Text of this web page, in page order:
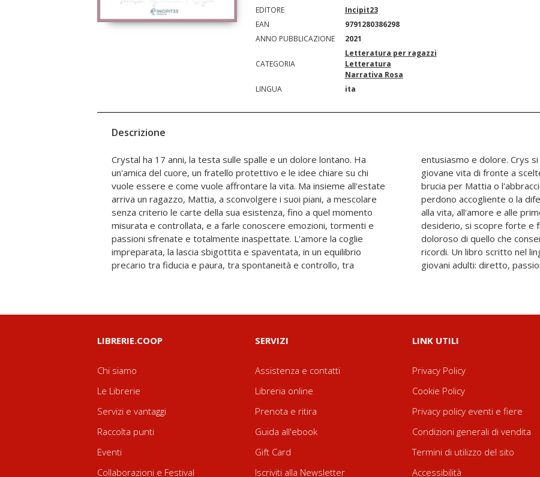
EDITORE
Incipit23
EAN
9791280386298
ANNO PUBBLICAZIONE
2021
CATEGORIA
Letteratura per ragazzi
Letteratura
Narrativa Rosa
LINGUA
ita
Descrizione
Crystal ha 17 anni, la testa sulle spalle e un dolore lontano. Ha
un'amica del cuore, un fratello protettivo e le idee chiare su chi
vuole essere e come vuole affrontare la vita. Ma insieme all'estate
arriva un ragazzo, Mattia, a sconvolgere i suoi piani, a mescolare
senza criterio le carte della sua esistenza, fino a quel momento
misurata e controllata, e a farle conoscere emozioni, tormenti e
passioni sfrenate e totalmente inaspettate. L'amore la coglie
impreparata, la lascia sbigottita e spaventata, in un equilibrio
precario tra fiducia e paura, tra spontaneità e controllo, tra
entusiasmo e dolore. Crys si trova per la prima volta nella sua
giovane vita di fronte a scelte importanti e rischiose (l'amore che
brucia per Mattia o l'abbraccio confortante dell'amico di sempre; il
perdono accogliente o la difesa della propria integrità). Si affaccia
alla vita, all'amore e alle prime esperienze sessuali con timore e
desiderio, si scopre forte e fragile di fronte a un segreto ancor più
doloroso di quello che conserva nel fondo del suo cuore e dei suoi
ricordi. Un libro scritto nel linguaggio degli adolescenti e dei
giovani adulti: diretto,
LIBRERIE.COOP
Chi siamo
Le Librerie
Servizi e vantaggi
Raccolta punti
Eventi
Collaborazioni e Festival
SERVIZI
Assistenza e contatti
Libreria online
Prenota e ritira
Guida all'ebook
Gift Card
Iscriviti alla Newsletter
LINK UTILI
Privacy Policy
Cookie Policy
Privacy policy eventi e fiere
Condizioni generali di vendita
Termini di utilizzo del sito
Accessibilità